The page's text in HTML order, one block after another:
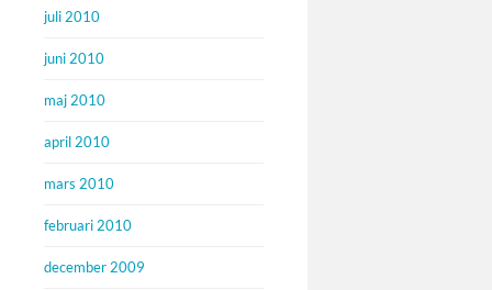
juli 2010
juni 2010
maj 2010
april 2010
mars 2010
februari 2010
december 2009